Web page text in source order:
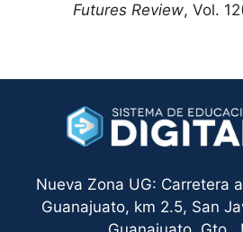
Futures Review, Vol.
Nueva Zona UG: Carretera
Guanajuato, km 2.5, San